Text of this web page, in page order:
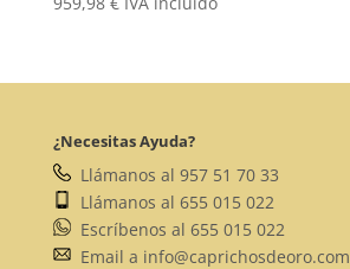
¿Necesitas Ayuda?
Llámanos al 957 51 70 33
Llámanos al 655 015 022
Escríbenos al 655 015 022
Email a info@caprichosdeoro.com